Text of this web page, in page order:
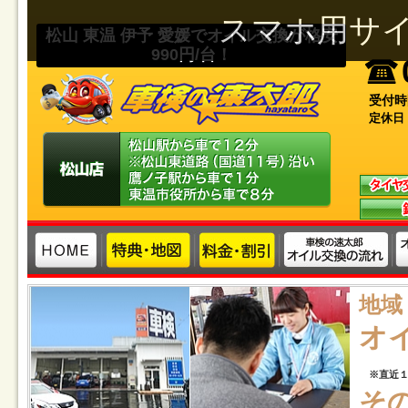
松山 東温 伊予 愛媛でオイル交換が格安
990円/台！
受付
定休日
地
オ
※直近１
スマホ用サ